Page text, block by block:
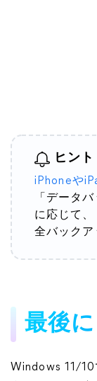
ヒント
iPhoneや
「データ
に応じて
全バックア
最後に
Windows 11/10